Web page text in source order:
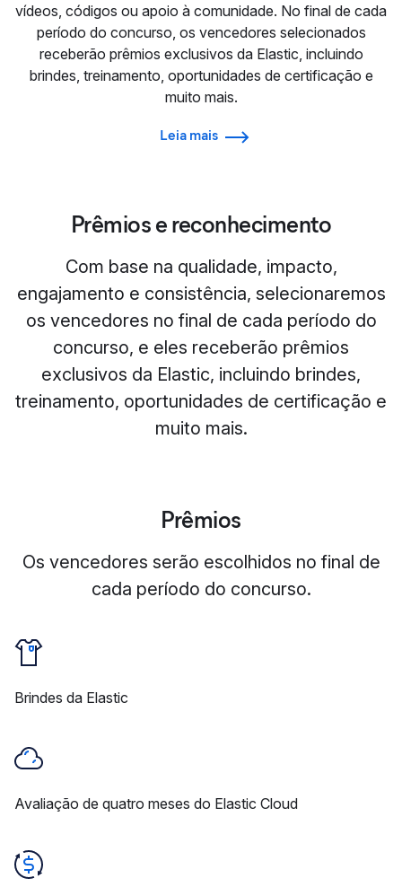
vídeos, códigos ou apoio à comunidade. No final de cada
período do concurso, os vencedores selecionados
receberão prêmios exclusivos da Elastic, incluindo
brindes, treinamento, oportunidades de certificação e
muito mais.
Leia mais
Prêmios e reconhecimento
Com base na qualidade, impacto,
engajamento e consistência, selecionaremos
os vencedores no final de cada período do
concurso, e eles receberão prêmios
exclusivos da Elastic, incluindo brindes,
treinamento, oportunidades de certificação e
muito mais.
Prêmios
Os vencedores serão escolhidos no final de
cada período do concurso.
Brindes da Elastic
Avaliação de quatro meses do Elastic Cloud